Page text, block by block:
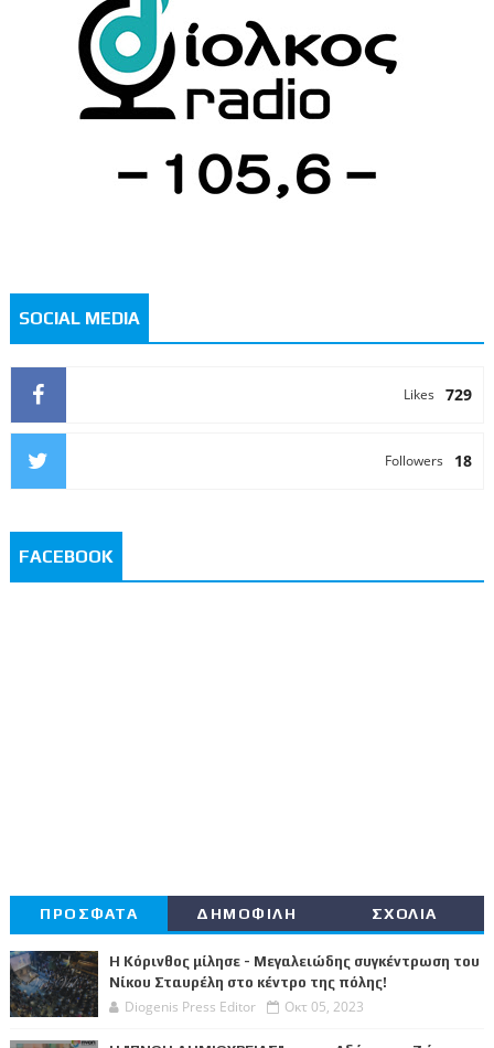
SOCIAL MEDIA
729
Likes
18
Followers
FACEBOOK
ΠΡΟΣΦΑΤΑ ΔΗΜΟΦΙΛΗ ΣΧΟΛΙΑ
Η Κόρινθος μίλησε - Μεγαλειώδης συγκέντρωση του
Νίκου Σταυρέλη στο κέντρο της πόλης!
Diogenis Press Editor Οκτ 05, 2023